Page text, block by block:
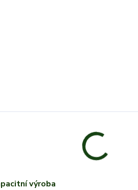
výroba